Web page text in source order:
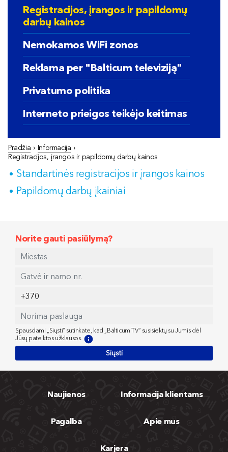
Registracijos, įrangos ir papildomų
darbų kainos
Nemokamos WiFi zonos
Reklama per "Balticum televiziją"
Privatumo politika
Interneto prieigos teikėjo keitimas
Pradžia › Informacija ›
Registracijos, įrangos ir papildomų darbų kainos
Standartinės registracijos ir įrangos kainos
Papildomų darbų įkainiai
Norite gauti pasiūlymą?
Spausdami „Siųsti“ sutinkate, kad „Balticum TV“ susisiektų su Jumis dėl
Jūsų pateiktos užklausos.
Siųsti
Naujienos Informacija klientams
Pagalba Apie mus
Karjera